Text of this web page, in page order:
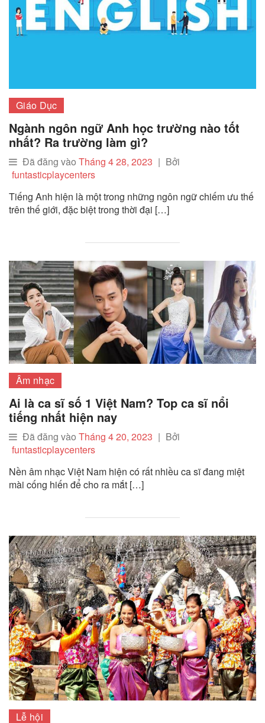
Giáo Dục
Ngành ngôn ngữ Anh học trường nào tốt
nhất? Ra trường làm gì?
Đã đăng vào Tháng 4 28, 2023 | Bởi
funtasticplaycenters
Tiếng Anh hiện là một trong những ngôn ngữ chiếm ưu thế
trên thế giới, đặc biệt trong thời đại […]
Âm nhạc
Ai là ca sĩ số 1 Việt Nam? Top ca sĩ nổi
tiếng nhất hiện nay
Đã đăng vào Tháng 4 20, 2023 | Bởi
funtasticplaycenters
Nền âm nhạc Việt Nam hiện có rất nhiều ca sĩ đang miệt
mài cống hiến để cho ra mắt […]
Lễ hội